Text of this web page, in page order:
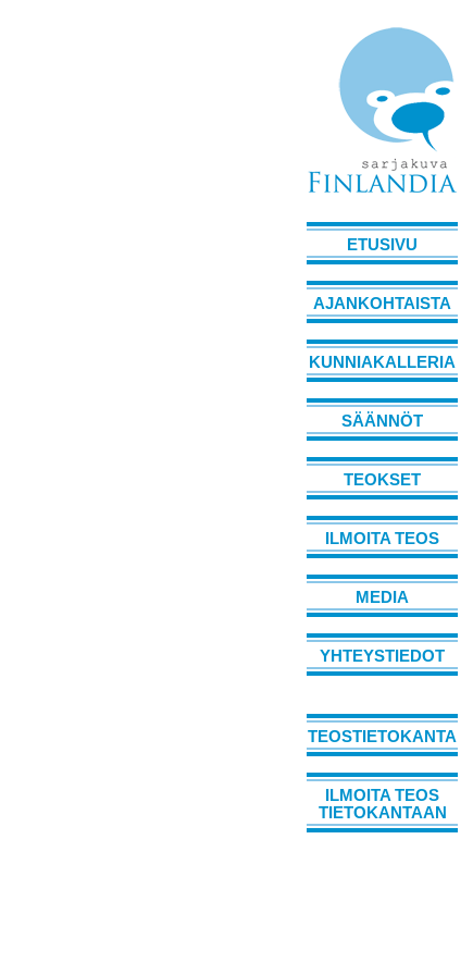
ETUSIVU
AJANKOHTAISTA
KUNNIAKALLERIA
SÄÄNNÖT
TEOKSET
ILMOITA TEOS
MEDIA
YHTEYSTIEDOT
TEOSTIETOKANTA
ILMOITA TEOS
TIETOKANTAAN